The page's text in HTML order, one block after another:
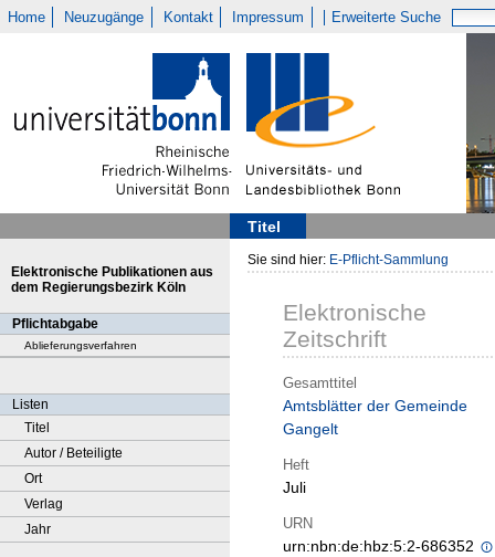
Home Neuzugänge Kontakt Impressum Erweiterte Suche
Titel
Elektronische Publikationen aus
dem Regierungsbezirk Köln
Pflichtabgabe
Ablieferungsverfahren
Listen
Titel
Autor / Beteiligte
Ort
Verlag
Jahr
Sie sind hier: E-Pflicht-Sammlung
Elektronische
Zeitschrift
Gesamttitel
Amtsblätter der Gemeinde
Gangelt
Heft
Juli
URN
urn:nbn:de:hbz:5:2-686352